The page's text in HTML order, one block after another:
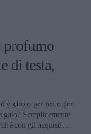
che avevano
Il secondo, invece,
in menopausa. Oggi,
terza opzione
volume e contrastare
la sua unicità, il
segue il grande
pensato per i pazienti
ultimi tempi anche
profumo
di testa,
è giusto per noi o per
Semplicemente
con gli acquisti